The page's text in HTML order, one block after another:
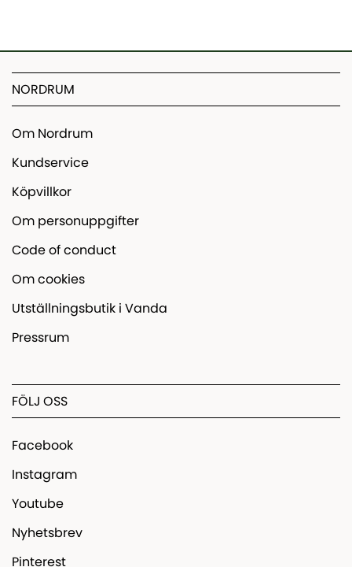
NORDRUM
Om Nordrum
Kundservice
Köpvillkor
Om personuppgifter
Code of conduct
Om cookies
Utställningsbutik i Vanda
Pressrum
FÖLJ OSS
Facebook
Instagram
Youtube
Nyhetsbrev
Pinterest